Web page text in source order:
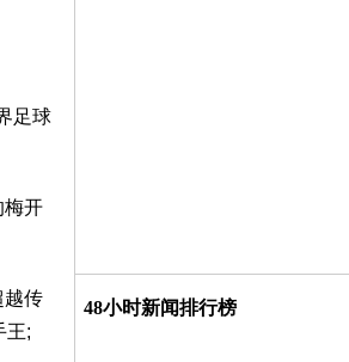
足球
梅开
越传
王;
48小时新闻排行榜